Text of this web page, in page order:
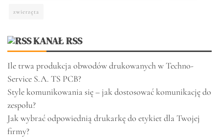
zwierzęta
KANAŁ RSS
Ile trwa produkcja obwodów drukowanych w Techno-
Service S.A. TS PCB?
Style komunikowania się – jak dostosować komunikację do
zespołu?
Jak wybrać odpowiednią drukarkę do etykiet dla Twojej
firmy?